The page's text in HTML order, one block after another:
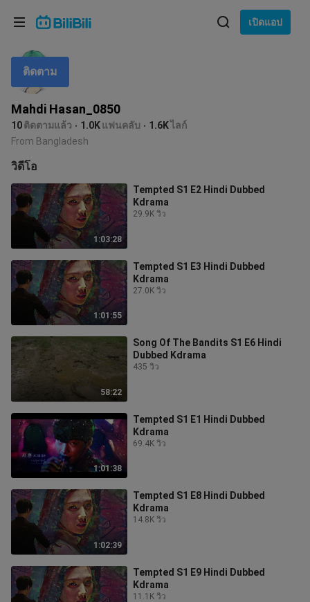
เปิดแอป
Mahdi Hasan_0850
10ติดตามแล้ว 1.0Kแฟนคลับ 1.6Kไลก์
ติดตาม
From Bangladesh
วิดีโอ
1:03:28
Tempted S1 E2 Hindi Dubbed
Kdrama
29.9K วิว
1:01:55
Tempted S1 E3 Hindi Dubbed
Kdrama
27.0K วิว
58:22
Song Of The Bandits S1 E6 Hindi
Dubbed Kdrama
435 วิว
1:01:38
Tempted S1 E1 Hindi Dubbed
Kdrama
69.4K วิว
1:02:39
Tempted S1 E8 Hindi Dubbed
Kdrama
14.8K วิว
Tempted S1 E9 Hindi Dubbed
Kdrama
11.1K วิว
ภาษา: ภาษาไทย
ข้าสู่
ะบบ
เลือกภาษา
English
ภาษาไทย
Tiếng Việt
Bahasa Indonesia
Bahasa Melayu